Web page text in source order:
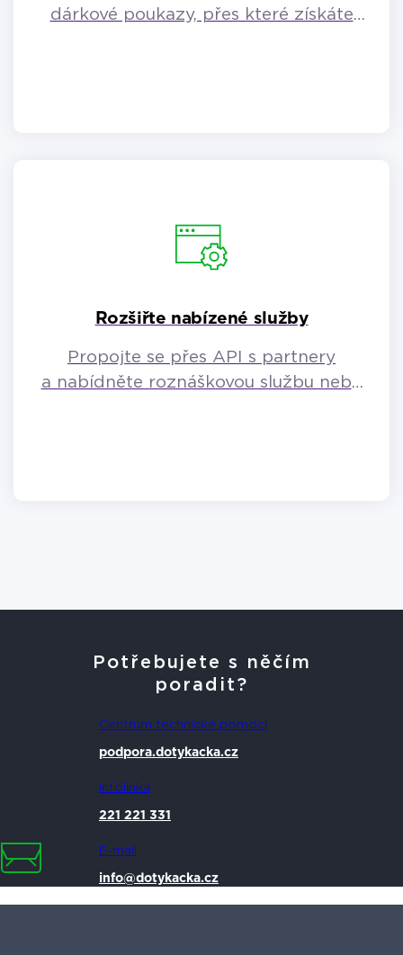
dárkové poukazy, přes které získáte
Rozšiřte nabízené služby
Propojte se přes API s partnery
a nabídněte roznáškovou službu nebo
Potřebujete s něčím
poradit?
Centrum technické pomoci
podpora.dotykacka.cz
Infolinka
221 221 331
E-mail
info@dotykacka.cz